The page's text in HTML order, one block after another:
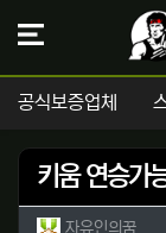
공식보증업체
키움 연승가
자유인의꿈작성